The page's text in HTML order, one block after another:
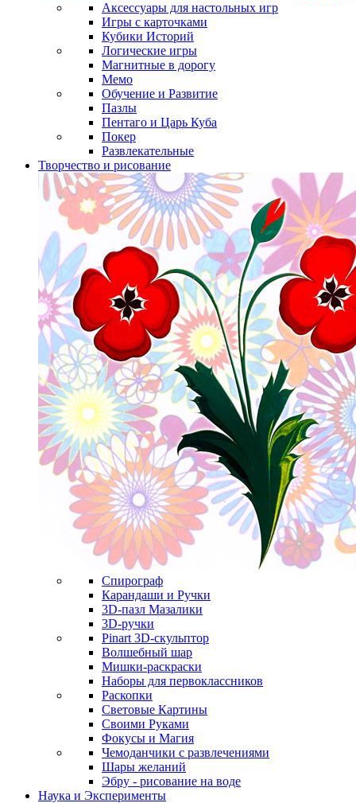
Аксессуары для настольных игр
Игры с карточками
Кубики Историй
Логические игры
Магнитные в дорогу
Мемо
Обучение и Развитие
Пазлы
Пентаго и Царь Куба
Покер
Развлекательные
Творчество и рисование
Спирограф
Карандаши и Ручки
3D-пазл Мазалики
3D-ручки
Pinart 3D-скульптор
Волшебный шар
Мишки-раскраски
Наборы для первоклассников
Раскопки
Световые Картины
Своими Руками
Фокусы и Магия
Чемоданчики с развлечениями
Шары желаний
Эбру - рисование на воде
Наука и Эксперименты